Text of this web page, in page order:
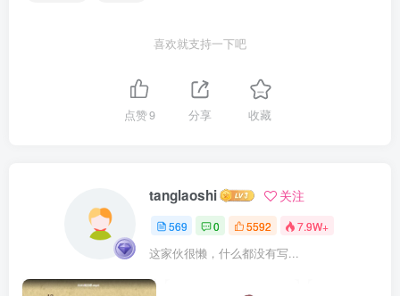
喜欢就支持一下吧
点赞9 分享 收藏
tanglaoshi 关注
569 0 5592 7.9W+
这家伙很懒，什么都没有写...